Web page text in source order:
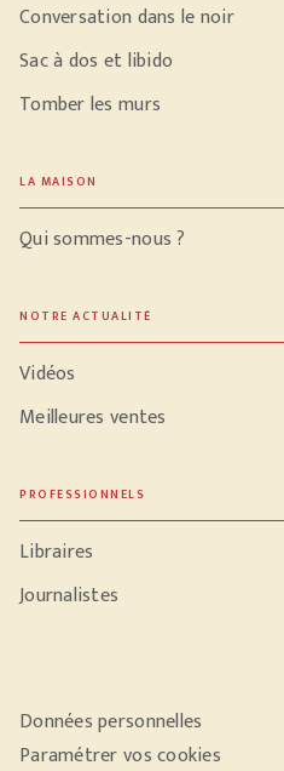
Conversation dans le noir
Sac à dos et libido
Tomber les murs
LA MAISON
Qui sommes-nous ?
NOTRE ACTUALITÉ
Vidéos
Meilleures ventes
PROFESSIONNELS
Libraires
Journalistes
Données personnelles
Paramétrer vos cookies